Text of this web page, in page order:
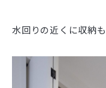
水回りの近くに収納